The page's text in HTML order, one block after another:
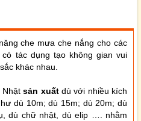
che mưa che nắng cho các
tác dụng tạo không gian vui
khác nhau.
Nhậtsản xuấtdù với nhiều kích
dù 10m; dù 15m; dù 20m; dù
dù chữ nhật, dù elip …. nhằm